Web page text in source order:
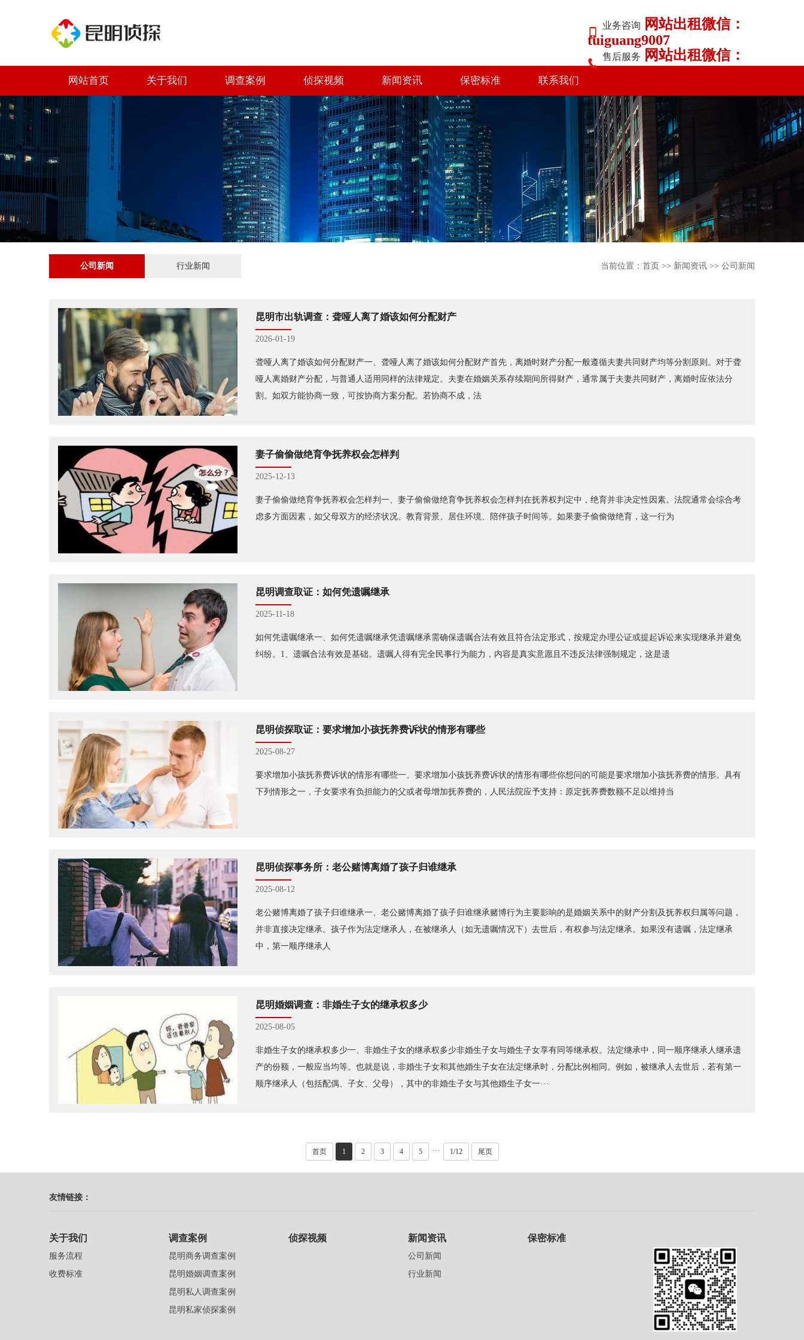
业务咨询
网站出租微信：
tuiguang9007
售后服务
网站出租微信：
tuiguang9007
网站首页 关于我们 调查案例 侦探视频 新闻资讯 保密标准 联系我们
公司新闻 行业新闻 当前位置： 首页 >> 新闻资讯 >> 公司新闻
昆明市出轨调查：聋哑人离了婚该如何分配财产
2026-01-19
聋哑人离了婚该如何分配财产一、聋哑人离了婚该如何分配财产首先，离婚时财产分配一般遵循夫妻共同财产均等分割原则。对于聋
哑人离婚财产分配，与普通人适用同样的法律规定。夫妻在婚姻关系存续期间所得财产，通常属于夫妻共同财产，离婚时应依法分
割。如双方能协商一致，可按协商方案分配。若协商不成，法
妻子偷偷做绝育争抚养权会怎样判
2025-12-13
妻子偷偷做绝育争抚养权会怎样判一、妻子偷偷做绝育争抚养权会怎样判在抚养权判定中，绝育并非决定性因素。法院通常会综合考
虑多方面因素，如父母双方的经济状况、教育背景、居住环境、陪伴孩子时间等。如果妻子偷偷做绝育，这一行为
昆明调查取证：如何凭遗嘱继承
2025-11-18
如何凭遗嘱继承一、如何凭遗嘱继承凭遗嘱继承需确保遗嘱合法有效且符合法定形式，按规定办理公证或提起诉讼来实现继承并避免
纠纷。1、遗嘱合法有效是基础。遗嘱人得有完全民事行为能力，内容是真实意愿且不违反法律强制规定，这是遗
昆明侦探取证：要求增加小孩抚养费诉状的情形有哪些
2025-08-27
要求增加小孩抚养费诉状的情形有哪些一、要求增加小孩抚养费诉状的情形有哪些你想问的可能是要求增加小孩抚养费的情形。具有
下列情形之一，子女要求有负担能力的父或者母增加抚养费的，人民法院应予支持：原定抚养费数额不足以维持当
昆明侦探事务所：老公赌博离婚了孩子归谁继承
2025-08-12
老公赌博离婚了孩子归谁继承一、老公赌博离婚了孩子归谁继承赌博行为主要影响的是婚姻关系中的财产分割及抚养权归属等问题，
并非直接决定继承。孩子作为法定继承人，在被继承人（如无遗嘱情况下）去世后，有权参与法定继承。如果没有遗嘱，法定继承
中，第一顺序继承人
昆明婚姻调查：非婚生子女的继承权多少
2025-08-05
非婚生子女的继承权多少一、非婚生子女的继承权多少非婚生子女与婚生子女享有同等继承权。法定继承中，同一顺序继承人继承遗
产的份额，一般应当均等。也就是说，非婚生子女和其他婚生子女在法定继承时，分配比例相同。例如，被继承人去世后，若有第一
顺序继承人（包括配偶、子女、父母），其中的非婚生子女与其他婚生子女一···
首页 1 2 3 4 5 ··· 1/12 尾页
友情链接：
关于我们
服务流程
收费标准
调查案例
昆明商务调查案例
昆明婚姻调查案例
昆明私人调查案例
昆明私家侦探案例
侦探视频 新闻资讯
公司新闻
行业新闻
保密标准